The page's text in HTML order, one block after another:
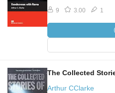
9 3.00 1
The Collected
Arthur CClarke